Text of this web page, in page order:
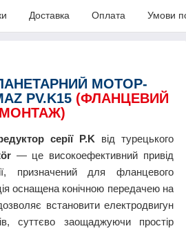
Доставка Оплата Умови
МОТОР-
PV.K15 (ФЛАНЦЕВИЙ
МОНТАЖ)
серії P.K від турецького
— це високоефективний привід
призначений для фланцевого
оснащена конічною передачею на
встановити електродвигун
суттєво заощаджуючи простір